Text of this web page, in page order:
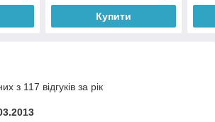
Купити
з 117 відгуків за рік